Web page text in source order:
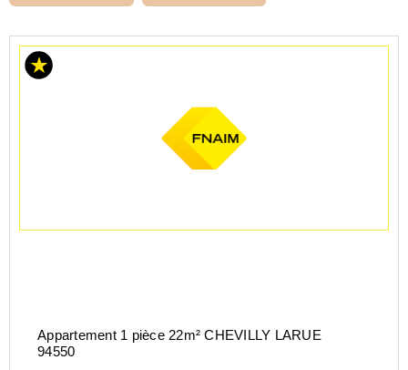
Appartement 1 pièce 22m² CHEVILLY LARUE
94550